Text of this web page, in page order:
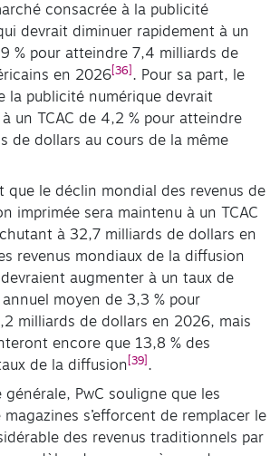
consacrée à la publicité
devrait diminuer rapidement à un
% pour atteindre 7,4 milliards de
en 2026 [36] . Pour sa part, le
la publicité numérique devrait
un TCAC de 4,2 % pour atteindre
de dollars au cours de la même
que le déclin mondial des revenus de
imprimée sera maintenu à un TCAC
à 32,7 milliards de dollars en
revenus mondiaux de la diffusion
augmenter à un taux de
moyen de 3,3 % pour
milliards de dollars en 2026, mais
encore que 13,8 % des
de la diffusion [39] .
générale, PwC souligne que les
s’efforcent de remplacer le
des revenus traditionnels par